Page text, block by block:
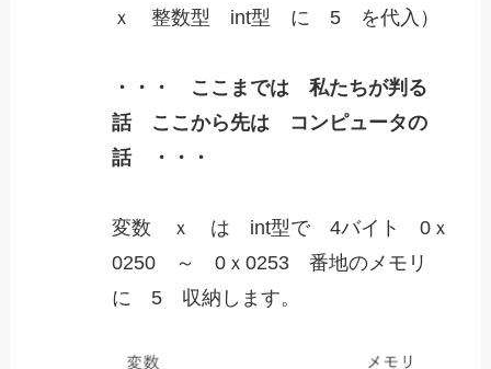
ｘ 整数型 int型 に 5 を代入）
・・・ ここまでは 私たちが判る
話 ここから先は コンピュータの
話 ・・・
変数 ｘ は int型で 4バイト 0ｘ
0250 ～ 0ｘ0253 番地のメモリ
に 5 収納します。